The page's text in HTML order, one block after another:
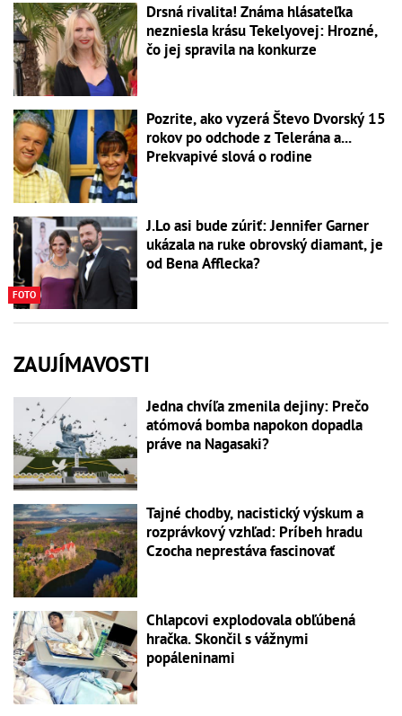
Drsná rivalita! Známa hlásateľka
nezniesla krásu Tekelyovej: Hrozné,
čo jej spravila na konkurze
Pozrite, ako vyzerá Števo Dvorský 15
rokov po odchode z Telerána a...
Prekvapivé slová o rodine
FOTO
J.Lo asi bude zúriť: Jennifer Garner
ukázala na ruke obrovský diamant, je
od Bena Afflecka?
ZAUJÍMAVOSTI
Jedna chvíľa zmenila dejiny: Prečo
atómová bomba napokon dopadla
práve na Nagasaki?
Tajné chodby, nacistický výskum a
rozprávkový vzhľad: Príbeh hradu
Czocha neprestáva fascinovať
Chlapcovi explodovala obľúbená
hračka. Skončil s vážnymi
popáleninami